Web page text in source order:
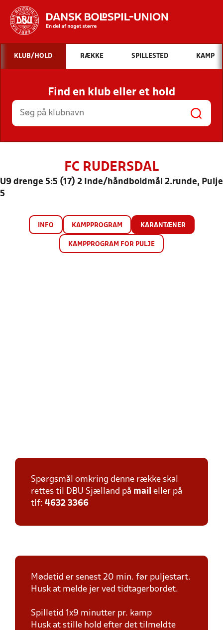
Hvad vil du søge efter?
INDHOLD OG NYHEDER
STILLINGER, RESULTATER, KLUBBER OG
HOLD
KLUB/HOLD RÆKKE SPILLESTED KAMP
Find en klub eller et hold
FC RUDERSDAL
U9 drenge 5:5 (17) 2 Inde/håndboldmål 2.runde, Pulje
5
INFO KAMPPROGRAM KARANTÆNER
KAMPPROGRAM FOR PULJE
Spørgsmål omkring denne række skal
rettes til DBU Sjælland på mail eller på
tlf: 4632 3366
Mødetid er senest 20 min. før puljestart.
Husk at melde jer ved tidtagerbordet.
Spilletid 1x9 minutter pr. kamp
Husk at stille hold efter det tilmeldte